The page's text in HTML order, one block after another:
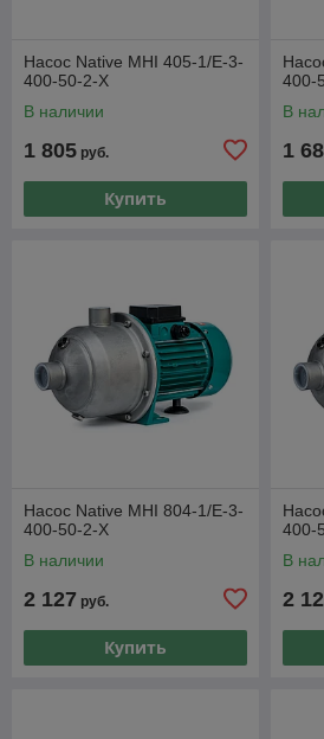
Насос Native MHI 405-1/E-3-
400-50-2-X
В наличии
1 805 руб.
Купить
400-
В
1
Насос Native MHI 804-1/E-3-
400-50-2-X
В наличии
2 127 руб.
Купить
400-
В
2